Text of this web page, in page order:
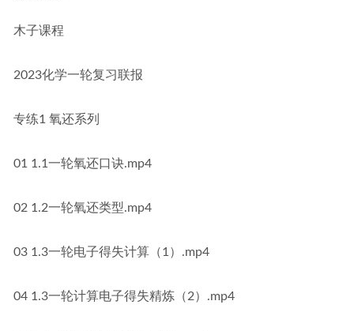
木子课程
2023化学一轮复习联报
专练1 氧还系列
01 1.1一轮氧还口诀.mp4
02 1.2一轮氧还类型.mp4
03 1.3一轮电子得失计算（1）.mp4
04 1.3一轮计算电子得失精炼（2）.mp4